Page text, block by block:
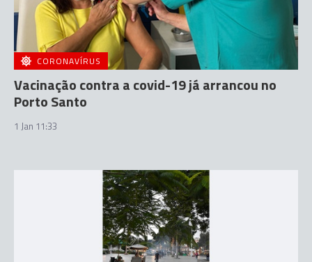
CORONAVÍRUS
Vacinação contra a covid-19 já arrancou no
Porto Santo
1 Jan 11:33